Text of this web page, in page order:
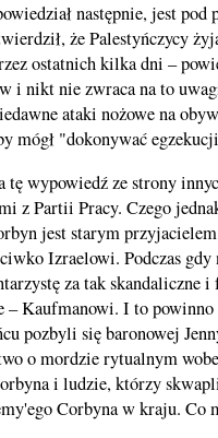
następnie, jest
że Palestyńczycy
ostatnich kilka dni –
i nikt nie zwraca na to
ataki nożowe na
mógł "dokonywać
tę wypowiedź ze strony
z Partii Pracy. Czego
jest starym
Izraelowi. Podczas
za tak skandaliczne
– Kaufmanowi. I to
pozbyli się baronowej
o mordzie rytualnym
i ludzie, którzy
Corbyna w kraju. Co